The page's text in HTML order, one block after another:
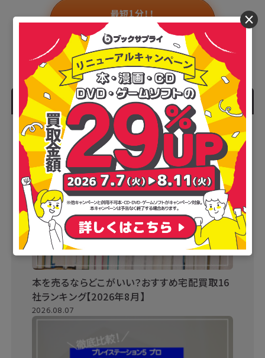
最短1分！！
ブックサプライの申込はこちら
人気記事
本を売るならどこがいい？おすすめ宅配買取16
社ランキング【2026年8月】
2026.08.07
×